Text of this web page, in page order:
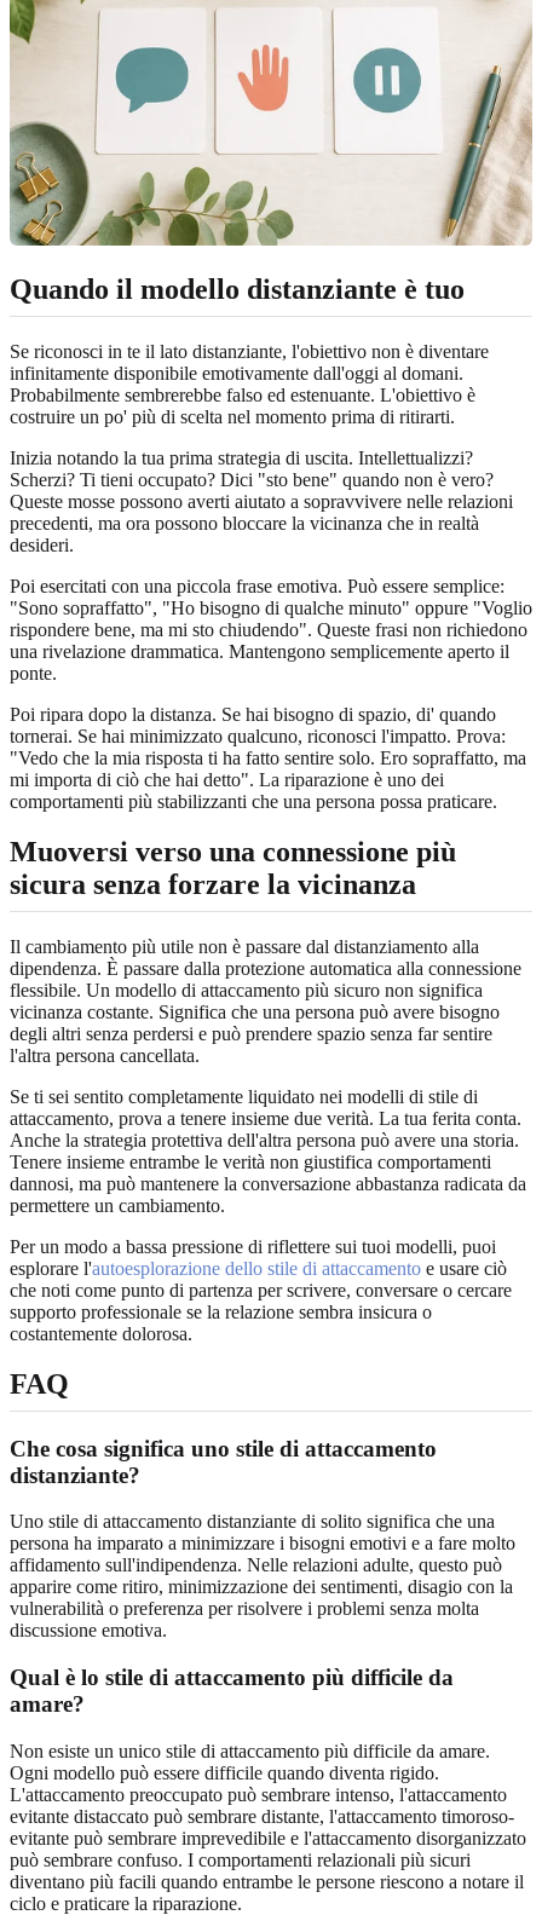
Quando il modello distanziante è tuo
Se riconosci in te il lato distanziante, l'obiettivo non è diventare
infinitamente disponibile emotivamente dall'oggi al domani.
Probabilmente sembrerebbe falso ed estenuante. L'obiettivo è
costruire un po' più di scelta nel momento prima di ritirarti.
Inizia notando la tua prima strategia di uscita. Intellettualizzi?
Scherzi? Ti tieni occupato? Dici "sto bene" quando non è vero?
Queste mosse possono averti aiutato a sopravvivere nelle relazioni
precedenti, ma ora possono bloccare la vicinanza che in realtà
desideri.
Poi esercitati con una piccola frase emotiva. Può essere semplice:
"Sono sopraffatto", "Ho bisogno di qualche minuto" oppure "Voglio
rispondere bene, ma mi sto chiudendo". Queste frasi non richiedono
una rivelazione drammatica. Mantengono semplicemente aperto il
ponte.
Poi ripara dopo la distanza. Se hai bisogno di spazio, di' quando
tornerai. Se hai minimizzato qualcuno, riconosci l'impatto. Prova:
"Vedo che la mia risposta ti ha fatto sentire solo. Ero sopraffatto, ma
mi importa di ciò che hai detto". La riparazione è uno dei
comportamenti più stabilizzanti che una persona possa praticare.
Muoversi verso una connessione più
sicura senza forzare la vicinanza
Il cambiamento più utile non è passare dal distanziamento alla
dipendenza. È passare dalla protezione automatica alla connessione
flessibile. Un modello di attaccamento più sicuro non significa
vicinanza costante. Significa che una persona può avere bisogno
degli altri senza perdersi e può prendere spazio senza far sentire
l'altra persona cancellata.
Se ti sei sentito completamente liquidato nei modelli di stile di
attaccamento, prova a tenere insieme due verità. La tua ferita conta.
Anche la strategia protettiva dell'altra persona può avere una storia.
Tenere insieme entrambe le verità non giustifica comportamenti
dannosi, ma può mantenere la conversazione abbastanza radicata da
permettere un cambiamento.
Per un modo a bassa pressione di riflettere sui tuoi modelli, puoi
esplorare l'autoesplorazione dello stile di attaccamento e usare ciò
che noti come punto di partenza per scrivere, conversare o cercare
supporto professionale se la relazione sembra insicura o
costantemente dolorosa.
FAQ
Che cosa significa uno stile di attaccamento
distanziante?
Uno stile di attaccamento distanziante di solito significa che una
persona ha imparato a minimizzare i bisogni emotivi e a fare molto
affidamento sull'indipendenza. Nelle relazioni adulte, questo può
apparire come ritiro, minimizzazione dei sentimenti, disagio con la
vulnerabilità o preferenza per risolvere i problemi senza molta
discussione emotiva.
Qual è lo stile di attaccamento più difficile da
amare?
Non esiste un unico stile di attaccamento più difficile da amare.
Ogni modello può essere difficile quando diventa rigido.
L'attaccamento preoccupato può sembrare intenso, l'attaccamento
evitante distaccato può sembrare distante, l'attaccamento timoroso-
evitante può sembrare imprevedibile e l'attaccamento disorganizzato
può sembrare confuso. I comportamenti relazionali più sicuri
diventano più facili quando entrambe le persone riescono a notare il
ciclo e praticare la riparazione.